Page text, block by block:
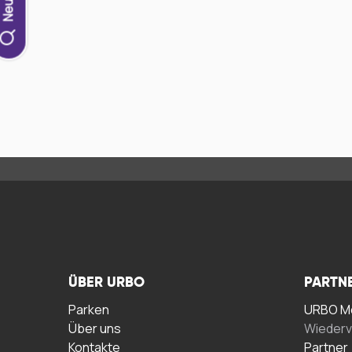
ÜBER URBO
Parken
Über uns
Kontakte
URBO
Partner